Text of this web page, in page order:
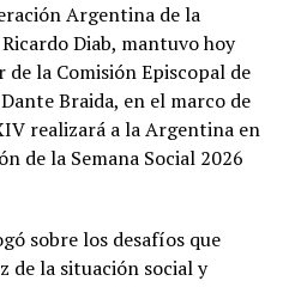
críticas calificando a Lula de
argentina intentan
El canciller Pablo
la decisión de Brasil de
de prensa
el conflicto a una
Argentina de la
Diab, mantuvo hoy
la Comisión Episcopal de
Braida, en el marco de
realizará a la Argentina en
de la Semana Social 2026
sobre los desafíos que
de la situación social y